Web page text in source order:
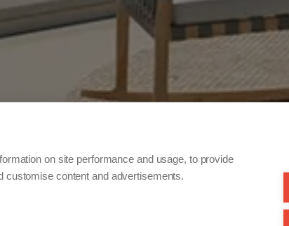
on site performance and usage, to provide
customise content and advertisements.